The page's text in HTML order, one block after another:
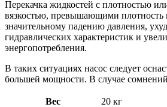
Перекачка жидкостей с плотностью
вязкостью, превышающими плотность
значительному падению давления,
гидравлических характеристик и
энергопотребления.
В таких ситуациях насос следует
большей мощности. В случае
Вес 20 кг